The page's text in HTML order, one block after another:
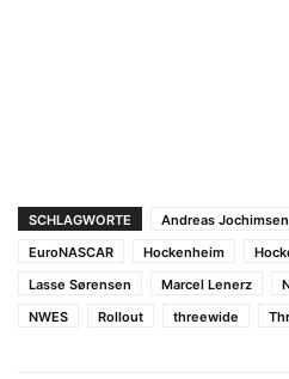
SCHLAGWORTE Andreas Jochimsen
EuroNASCAR
Hockenheim
Lasse Sørensen
Marcel Lenerz
NWES
Rollout threewide